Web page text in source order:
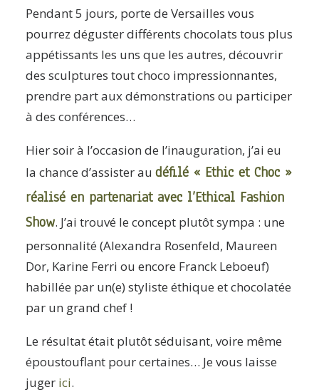
Pendant 5 jours, porte de Versailles vous
pourrez déguster différents chocolats tous plus
appétissants les uns que les autres, découvrir
des sculptures tout choco impressionnantes,
prendre part aux démonstrations ou participer
à des conférences…
Hier soir à l’occasion de l’inauguration, j’ai eu
la chance d’assister au défilé « Ethic et Choc »
réalisé en partenariat avec l’Ethical Fashion
Show. J’ai trouvé le concept plutôt sympa : une
personnalité (Alexandra Rosenfeld, Maureen
Dor, Karine Ferri ou encore Franck Leboeuf)
habillée par un(e) styliste éthique et chocolatée
par un grand chef !
Le résultat était plutôt séduisant, voire même
époustouflant pour certaines… Je vous laisse
juger ici.